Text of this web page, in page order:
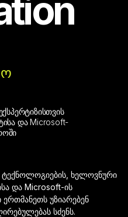
და Microsoft-
ხელოვნური
და Microsoft-ის
უზიარებენ
სძენს.